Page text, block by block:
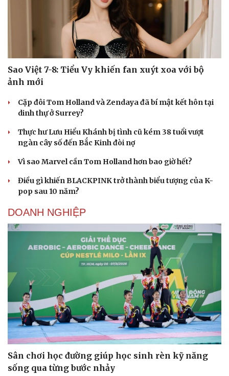
Sân khấu - Điện ảnh
Âm nhạc
Nghệ sĩ
Thời trang
Sao Việt
Sao Việt 7-8: Tiểu Vy khiến fan xuýt xoa với bộ
ảnh mới
Cặp đôi Tom Holland và Zendaya đã bí mật kết hôn tại
dinh thự ở Surrey?
Thực hư Lưu Hiểu Khánh bị tình cũ kém 38 tuổi vượt
ngàn cây số đến Bắc Kinh đòi nợ
Vì sao Marvel cần Tom Holland hơn bao giờ hết?
Điều gì khiến BLACKPINK trở thành biểu tượng của K-
pop sau 10 năm?
DOANH NGHIỆP
Sân chơi học đường giúp học sinh rèn kỹ năng
sống qua từng bước nhảy